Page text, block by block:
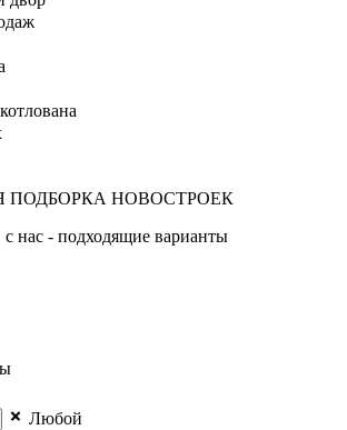
ПОДБОРКА НОВОСТРОЕК
нас - подходящие варианты
Любой